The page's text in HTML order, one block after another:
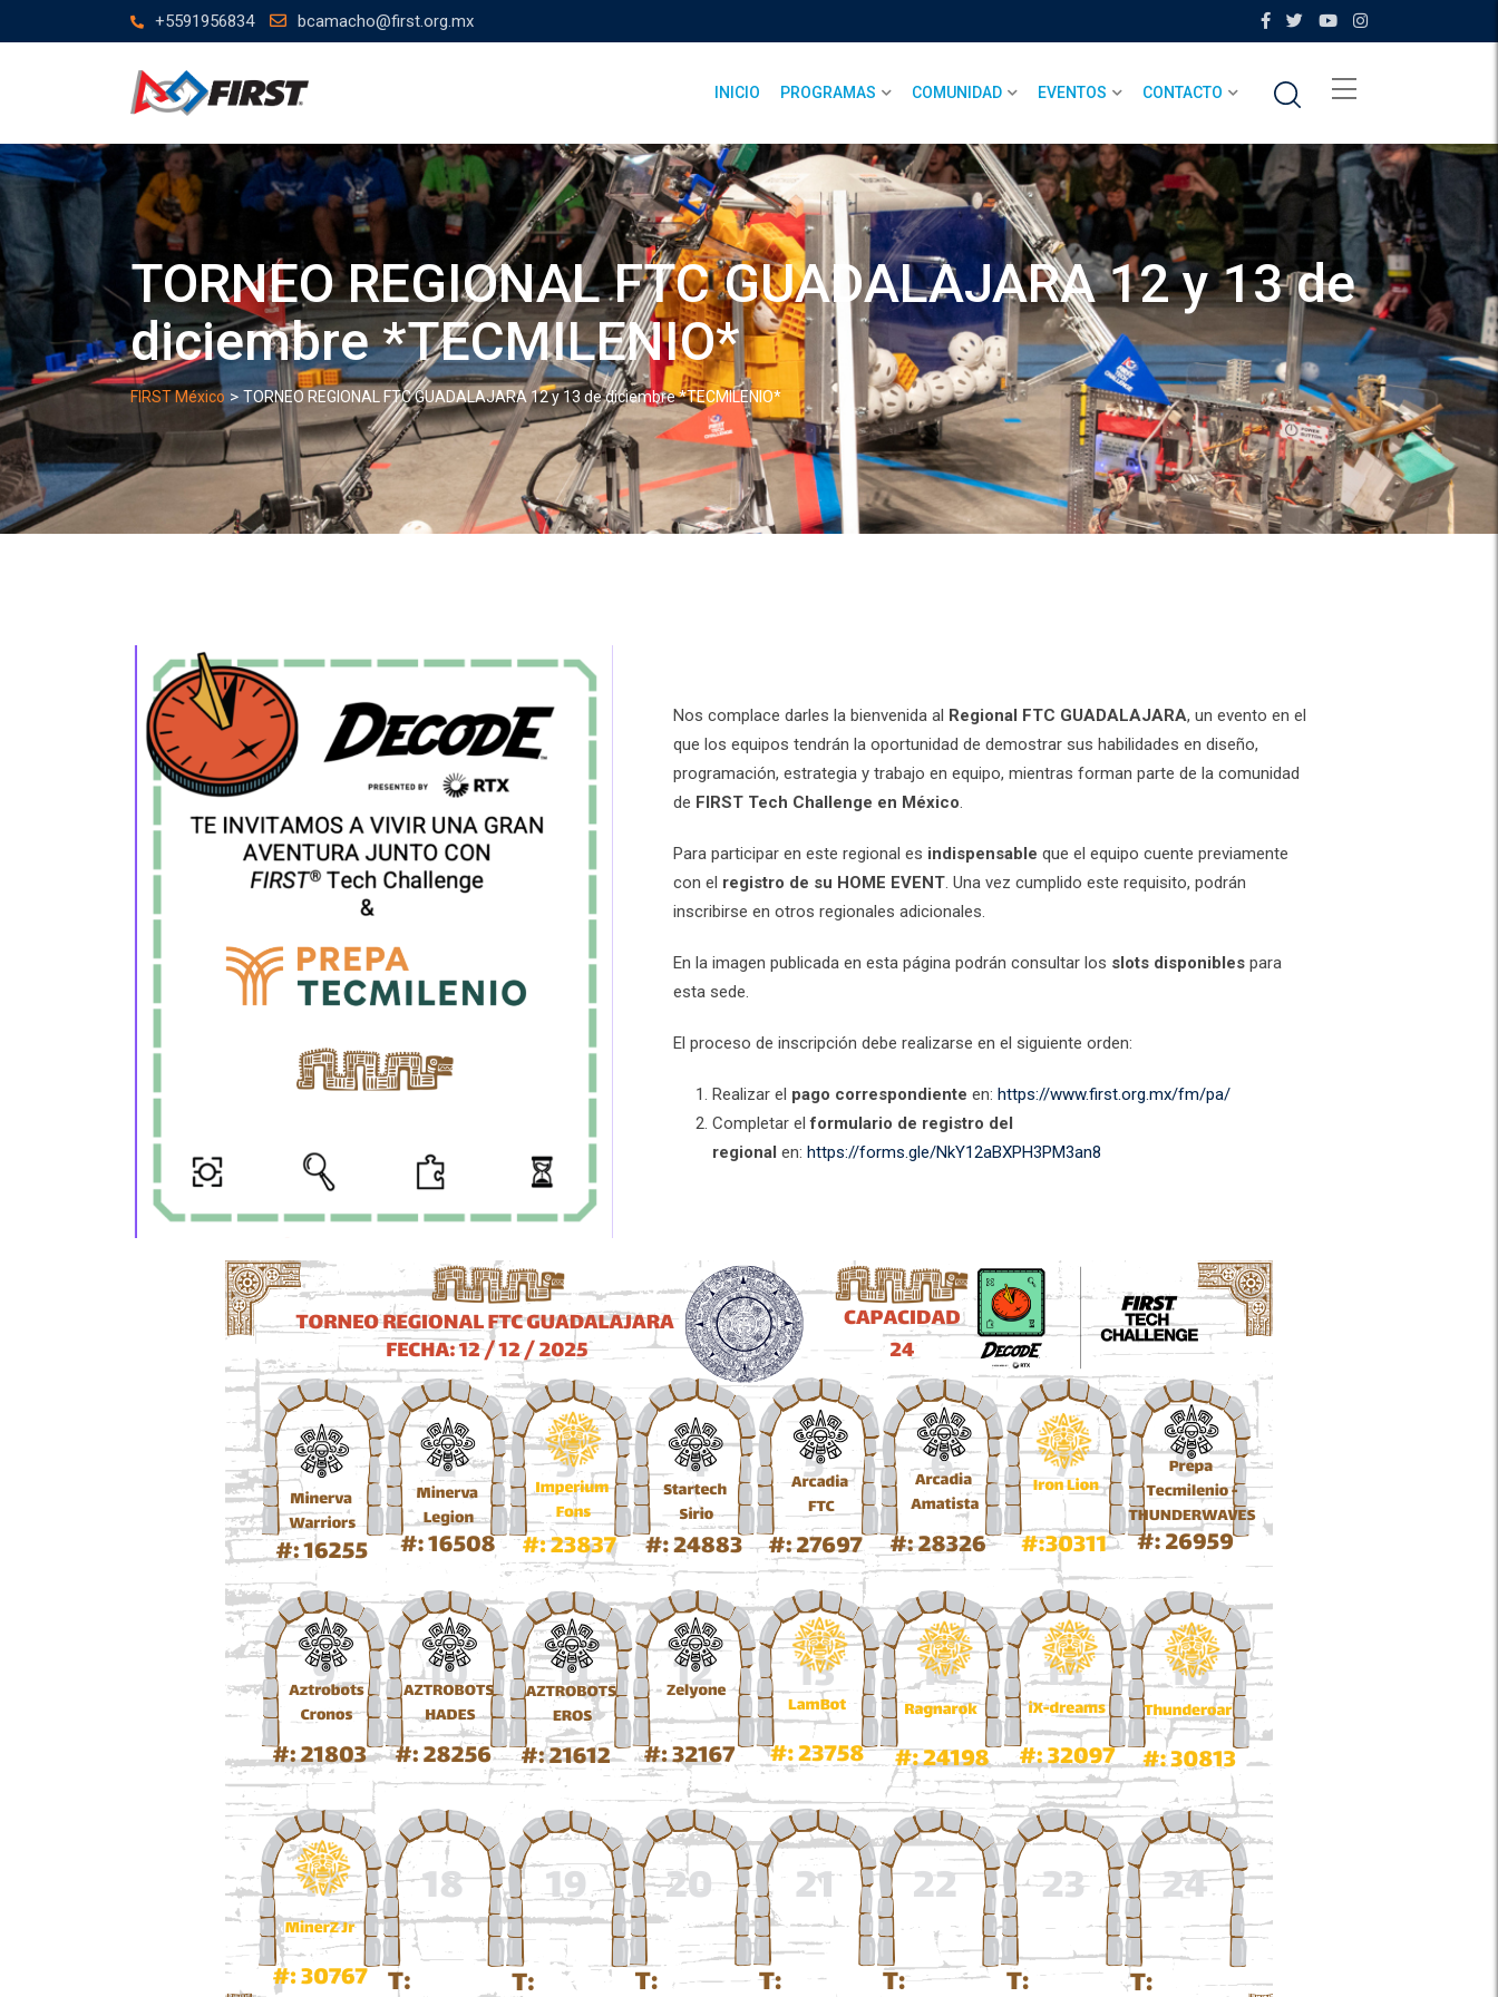
to
+5591956834 bcamacho@first.org.mx
INICIO PROGRAMAS COMUNIDAD EVENTOS CONTACTO
TORNEO REGIONAL FTC GUADALAJARA 12 y 13 de
diciembre *TECMILENIO*
FIRST México > TORNEO REGIONAL FTC GUADALAJARA 12 y 13 de diciembre *TECMILENIO*
Nos complace darles la bienvenida al Regional FTC GUADALAJARA, un evento en el
que los equipos tendrán la oportunidad de demostrar sus habilidades en diseño,
programación, estrategia y trabajo en equipo, mientras forman parte de la comunidad
de FIRST Tech Challenge en México
Para participar en este regional es indispensable que el equipo cuente previamente
con el registro de su HOME EVENT . Una vez cumplido este requisito, podrán
inscribirse en otros regionales adicionales.
En la imagen publicada en esta página podrán consultar los slots disponibles para
esta sede.
El proceso de inscripción debe realizarse en el siguiente orden:
Realizar el pago correspondiente en:https://www.first.org.mx/fm/pa/
Completar elformulario de registro del
regional en:https://forms.gle/NkY12aBXPH3PM3an8